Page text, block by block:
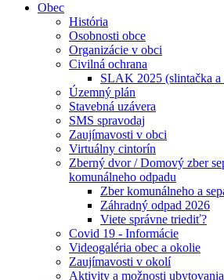
Obec
História
Osobnosti obce
Organizácie v obci
Civilná ochrana
SLAK 2025 (slintačka a
Územný plán
Stavebná uzávera
SMS spravodaj
Zaujímavosti v obci
Virtuálny cintorín
Zberný dvor / Domový zber
komunálneho odpadu
Zber komunálneho a
Záhradný odpad 2026
Viete správne triediť?
Covid 19 - Informácie
Videogaléria obec a okolie
Zaujímavosti v okolí
Aktivity a možnosti ubytovania